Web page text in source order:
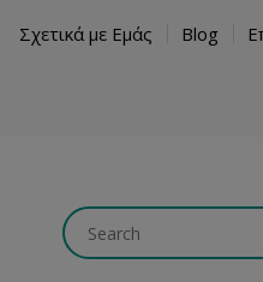
Σχετικά με Εμάς Blog